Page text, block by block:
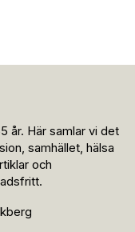
år. Här samlar vi det
samhället, hälsa
och